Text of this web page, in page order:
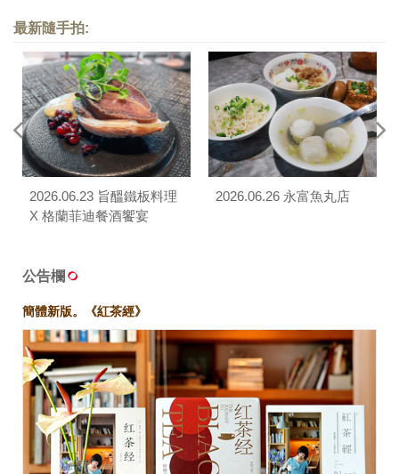
最新隨手拍:
2026.06.23 旨醞鐵板料理
X 格蘭菲迪餐酒饗宴
2026.06.26 永富魚丸店
公告欄
簡體新版。《紅茶經》